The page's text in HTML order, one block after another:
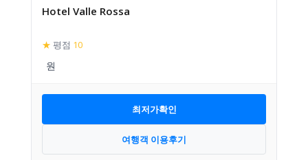
Hotel Valle Rossa
★ 평점 10
최저가확인
여행객 이용후기